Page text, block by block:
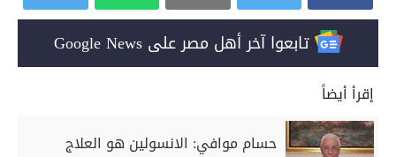
تابعوا آخر أهل مصر على Google News
إقرأ أيضاً
حسام موافي: الانسولين هو العلاج